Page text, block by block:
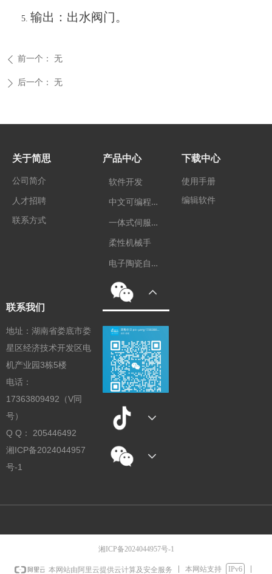
输出：出水阀门。
ꄴ 前一个： 无
ꄲ 后一个： 无
关于简思
公司简介
人才招聘
联系方式
产品中心
软件开发
中
文可编程控制器
一
体式伺服电机
柔性机械手
电
子陶瓷自动化装备
联系我们
地址：湖南省娄底市娄
星区经济技术开发区电
机产业园3栋5楼
电话：
17363809492（V同
号）
Q Q： 205446492
湘ICP备2024044957
号-1
下载中心
使用手册
编辑软件
湘ICP备2024044957号-1
本网站由阿里云提供云计算及安全服务 本网站支持 IPv6